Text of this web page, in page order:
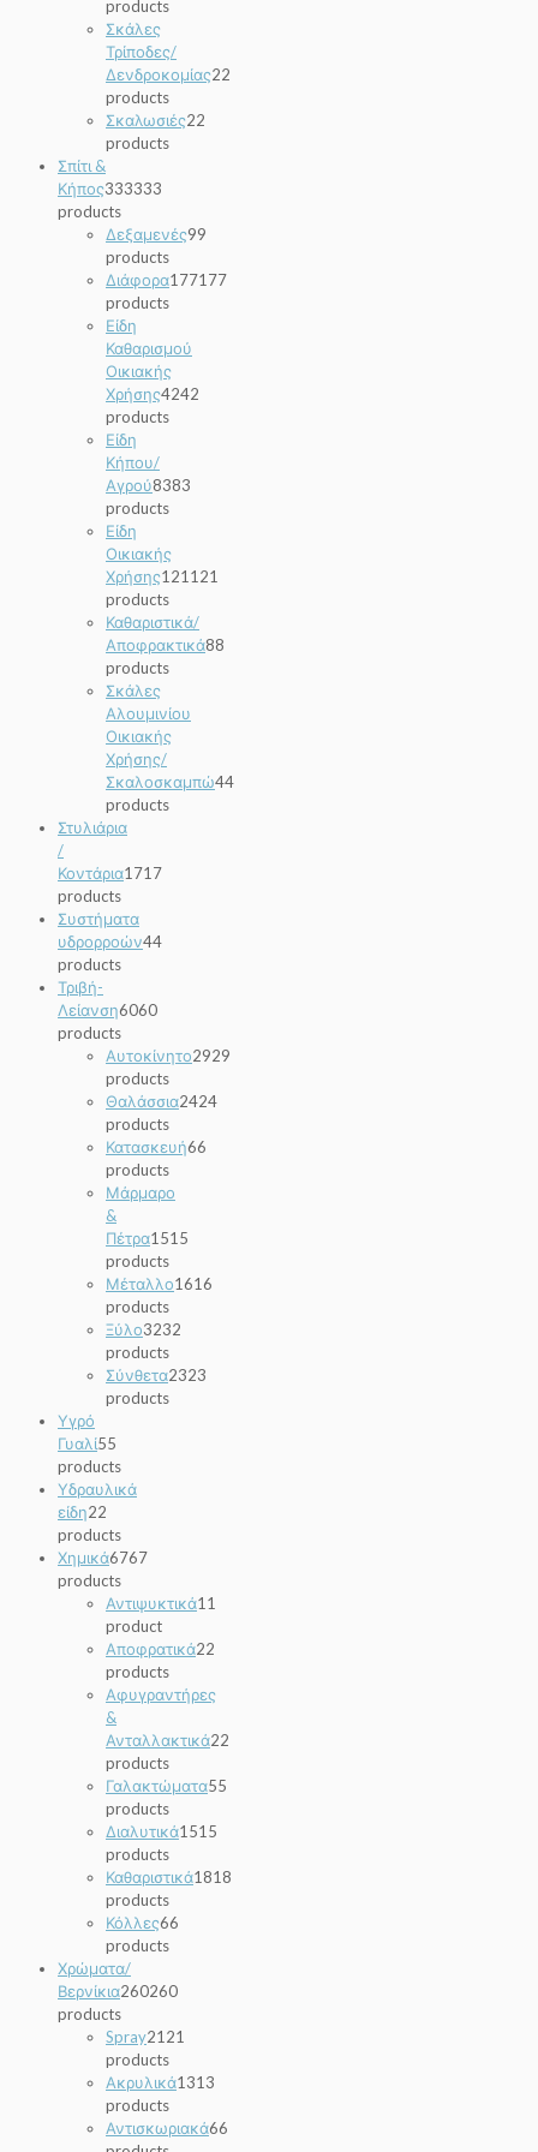
products
Σκάλες
Τρίποδες/
Δενδροκομίας22
products
Σκαλωσιές22
products
Σπίτι &
Κήπος333333
products
Δεξαμενές99
products
Διάφορα177177
products
Είδη
Καθαρισμού
Οικιακής
Χρήσης4242
products
Είδη
Κήπου/
Αγρού8383
products
Είδη
Οικιακής
Χρήσης121 121
products
Καθαριστικά/
Αποφρακτικά88
products
Σκάλες
Αλουμινίου
Οικιακής
Χρήσης/
Σκαλοσκαμπώ44
products
Στυλιάρια
/
Κοντάρια1717
products
Συστήματα
υδρορροών44
products
Τριβή-
Λείανση6060
products
Αυτοκίνητο2929
products
Θαλάσσια2424
products
Κατασκευή66
products
Μάρμαρο
&
Πέτρα1515
products
Μέταλλο1616
products
Ξύλο3232
products
Σύνθετα2323
products
Υγρό
Γυαλί55
products
Υδραυλικά
είδη22
products
Χημικά6767
products
Αντιψυκτικά1 1
product
Αποφρατικά22
products
Αφυγραντήρες
&
Ανταλλακτικά22
products
Γαλακτώματα55
products
Διαλυτικά1515
products
Καθαριστικά1818
products
Κόλλες66
products
Χρώματα/
Βερνίκια260260
products
Spray21 21
products
Ακρυλικά1313
products
Αντισκωριακά66